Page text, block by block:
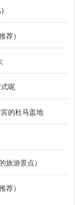
荐）
呢
的杜马盖地
旅游景点）
荐）